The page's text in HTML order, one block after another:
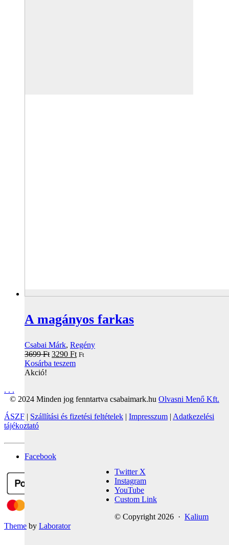
A magányos farkas
Csabai Márk, Regény
3699Ft Original
price
3290 FtCurrent
Ft
Kosárba teszem
Akció!
. . .
© 2024 Minden jog fenntartva csabaimark.hu Olvasni Menő Kft.
ÁSZF | Szállítási és fizetési feltételek | Impresszum | Adatkezelési
tájékoztató
Facebook
Twitter X
Instagram
YouTube
Custom Link
© Copyright 2026 · Kalium
Theme by Laborator